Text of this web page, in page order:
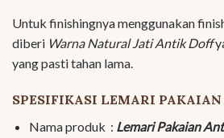
Untuk finishingnya menggunakan
diberi Warna Natural Jati Antik Doff
yang pasti tahan lama.
SPESIFIKASI LEMARI
Nama produk : Lemari Pakaian